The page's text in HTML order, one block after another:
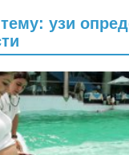
узи